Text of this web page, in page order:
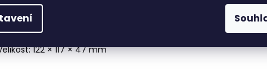
Doba nabíjení: 1,5 hodiny
Hmotnost: 29 g
Materiál: ABS + PC + pásek ze slitiny titanu
122 × 117 × 47 mm